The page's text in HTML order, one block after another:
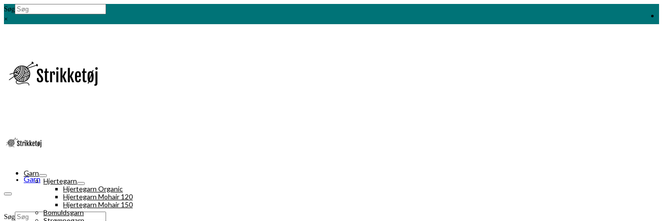
Søg
×
Garn
Søg
Garn
Hjertegarn
Hjertegarn Organic
Hjertegarn Mohair 120
Hjertegarn Mohair 150
Bomuldsgarn